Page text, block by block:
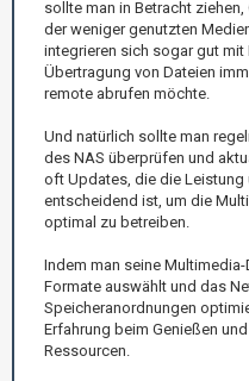
sollte man in Betracht
der weniger genutzten
integrieren sich sogar gut
Übertragung von Dateien
remote abrufen möchte.
Und natürlich sollte man
des NAS überprüfen und
oft Updates, die die Leistung
entscheidend ist, um die
optimal zu betreiben.
Indem man seine
Formate auswählt und das
Speicheranordnungen
Erfahrung beim Genießen
Ressourcen.